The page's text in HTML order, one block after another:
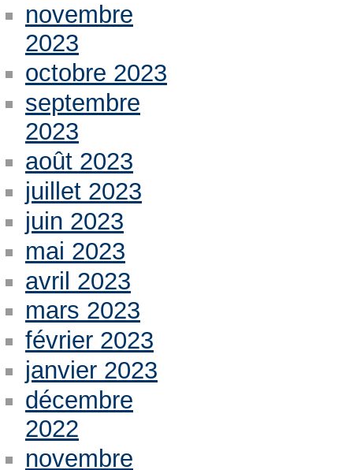
novembre
2023
octobre 2023
septembre
2023
août 2023
juillet 2023
juin 2023
mai 2023
avril 2023
mars 2023
février 2023
janvier 2023
décembre
2022
novembre